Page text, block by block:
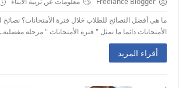
ما هي أفضل النصائح للطلاب خلال فترة الأمتحانات؟
الأمتحانات دائما ما تمثل " فترة الأمتحانات " مرحلة
أقراء المزيد